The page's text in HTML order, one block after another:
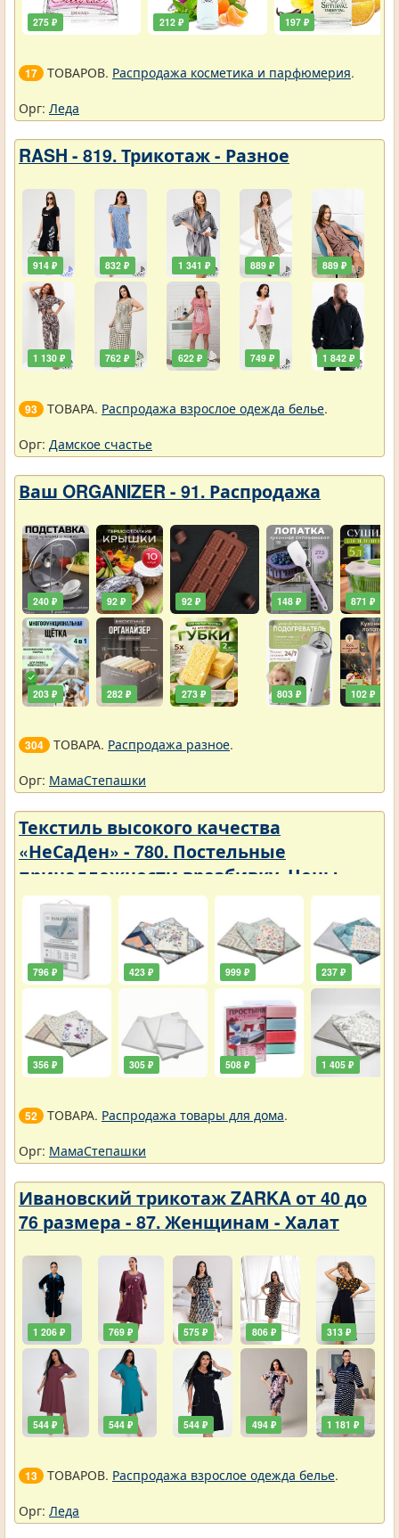
275 ₽ 212 ₽ 197 ₽
17 ТОВАРОВ. Распродажа косметика и парфюмерия.
Орг: Леда
RASH - 819. Трикотаж - Разное
914 ₽
1 130 ₽
832 ₽
762 ₽
1 341 ₽
622 ₽
889 ₽
749 ₽
889 ₽
1 842 ₽
93 ТОВАРА. Распродажа взрослое одежда белье.
Орг: Дамское счастье
Ваш ORGANIZER - 91. Распродажа
240 ₽
203 ₽
92 ₽
282 ₽
92 ₽
273 ₽
148 ₽
803 ₽
871 ₽
102 ₽
304 ТОВАРА. Распродажа разное.
Орг: МамаСтепашки
Текстиль высокого качества
«НеСаДен» - 780. Постельные
принадлежности вразбивку. Цены
упали
796 ₽
356 ₽
423 ₽
305 ₽
999 ₽
508 ₽
237 ₽
1 405 ₽
52 ТОВАРА. Распродажа товары для дома.
Орг: МамаСтепашки
Ивановский трикотаж ZARKA от 40 до
76 размера - 87. Женщинам - Халат
1 206 ₽
544 ₽
769 ₽
544 ₽
575 ₽
544 ₽
806 ₽
494 ₽
313 ₽
1 181 ₽
13 ТОВАРОВ. Распродажа взрослое одежда белье.
Орг: Леда